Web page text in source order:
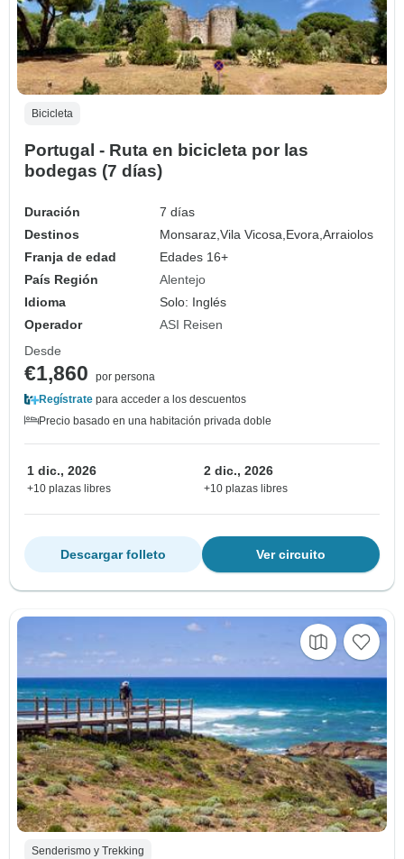
Bicicleta
Portugal - Ruta en bicicleta por las
bodegas (7 días)
Duración
7 días
Destinos
Monsaraz,Vila Vicosa, Evora,Arraiolos
Franja de edad
Edades 16+
País Región
Alentejo
Idioma
Solo: Inglés
Operador
ASI Reisen
Desde
€1,860
por persona
Regístrate para acceder a los descuentos
Precio basado en una habitación privada doble
1 dic., 2026
+10 plazas libres
2 dic., 2026
+10 plazas libres
Ver circuito
Descargar folleto
Senderismo y Trekking